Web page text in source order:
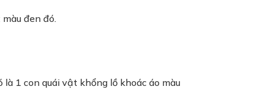
đen đó.
1 con quái vật khổng lồ khoác áo màu